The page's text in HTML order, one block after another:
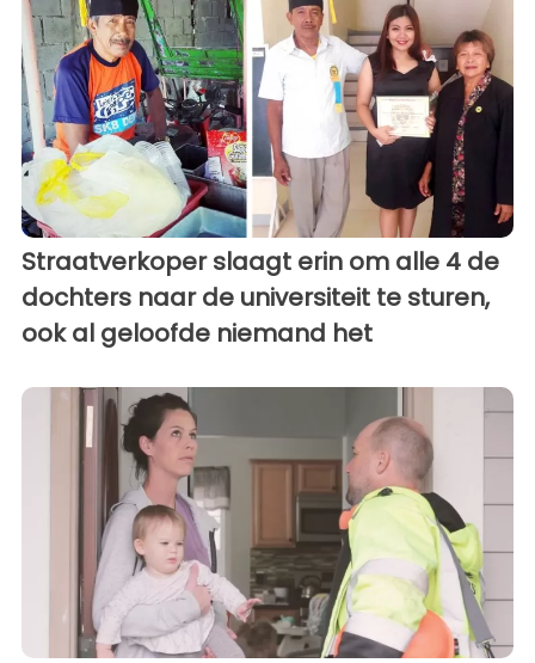
Straatverkoper slaagt erin om alle 4 de
dochters naar de universiteit te sturen,
ook al geloofde niemand het